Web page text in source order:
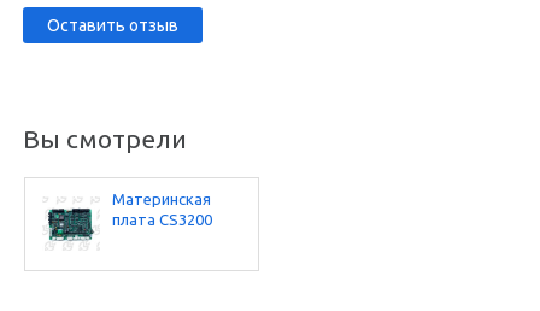
Оставить отзыв
Вы смотрели
Материнская
плата CS3200